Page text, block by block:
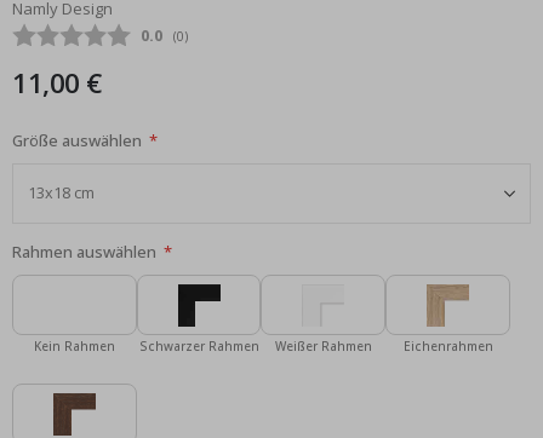
Bildgalerie
springen
Namly Design
Durchschnittliche Bewertung:
0.0 (abgegebene bewertungen:
0)
11,00 €
Größe auswählen
Rahmen auswählen
Kein Rahmen Schwarzer Rahmen Weißer Rahmen Eichenrahmen